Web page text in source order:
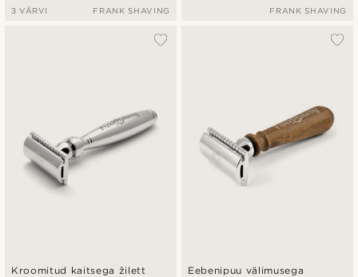
3 VÄRVI FRANK SHAVING FRANK SHAVING
Kroomitud kaitsega žilett
Eebenipuu välimusega